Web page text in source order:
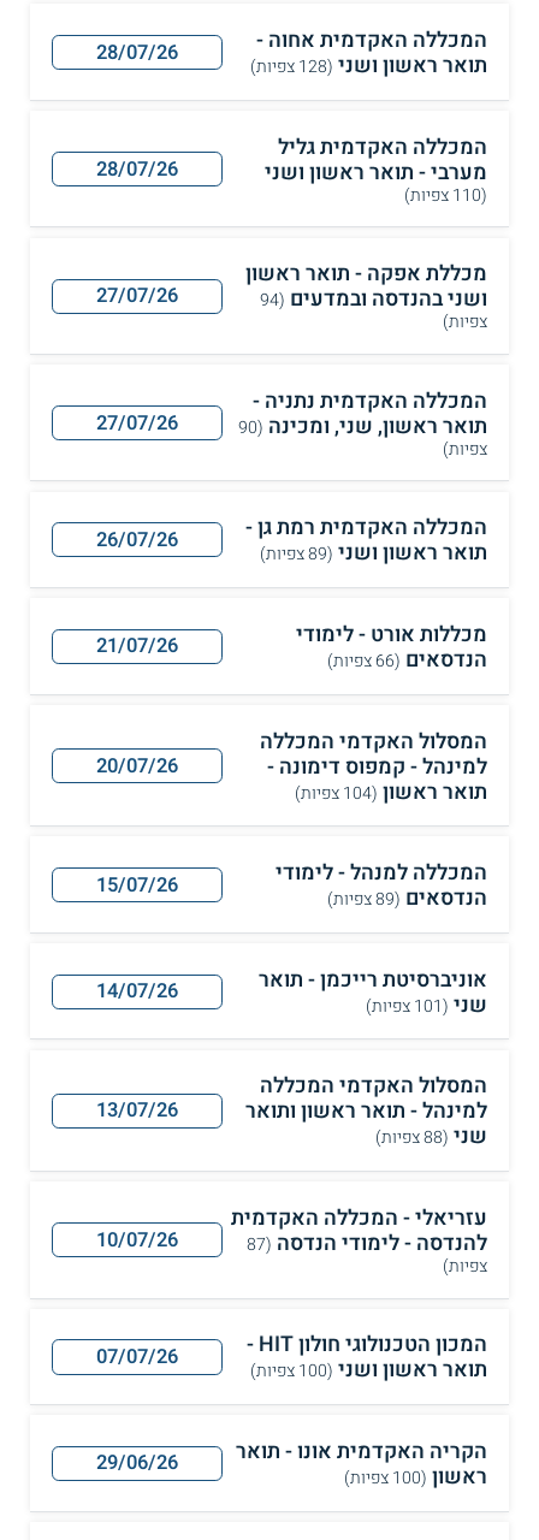
המכללה האקדמית אחוה -
תואר ראשון ושני (128 צפיות) 28/07/26
המכללה האקדמית גליל
מערבי - תואר ראשון ושני
(110 צפיות)
28/07/26
מכללת אפקה - תואר ראשון
ושני בהנדסה ובמדעים (94
צפיות)
27/07/26
המכללה האקדמית נתניה -
תואר ראשון, שני, ומכינה (90
צפיות)
27/07/26
המכללה האקדמית רמת גן -
תואר ראשון ושני (89 צפיות) 26/07/26
מכללות אורט - לימודי
הנדסאים (66 צפיות) 21/07/26
המסלול האקדמי המכללה
למינהל - קמפוס דימונה -
תואר ראשון (104 צפיות)
20/07/26
המכללה למנהל - לימודי
הנדסאים (89 צפיות) 15/07/26
אוניברסיטת רייכמן - תואר
שני (101 צפיות) 14/07/26
המסלול האקדמי המכללה
למינהל - תואר ראשון ותואר
שני (88 צפיות)
13/07/26
עזריאלי - המכללה האקדמית
להנדסה - לימודי הנדסה (87
צפיות)
10/07/26
המכון הטכנולוגי חולון HIT -
תואר ראשון ושני (100 צפיות) 07/07/26
הקריה האקדמית אונו - תואר
ראשון (100 צפיות) 29/06/26